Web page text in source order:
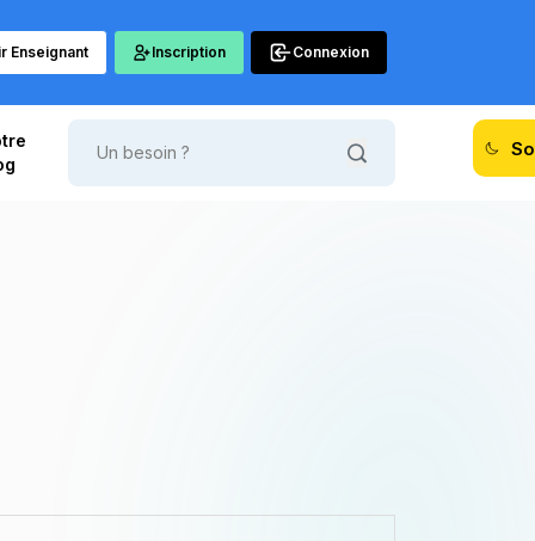
Enseignant Inscription Connexion